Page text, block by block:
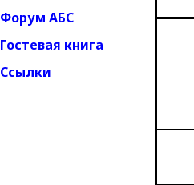
Форум АБС
Гостевая книга
Ссылки